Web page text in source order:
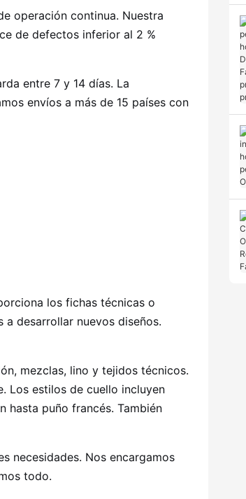
operación continua. Nuestra
de defectos inferior al 2 %
entre 7 y 14 días. La
envíos a más de 15 países con
los fichas técnicas o
desarrollar nuevos diseños.
mezclas, lino y tejidos técnicos.
Los estilos de cuello incluyen
hasta puño francés. También
necesidades. Nos encargamos
todo.